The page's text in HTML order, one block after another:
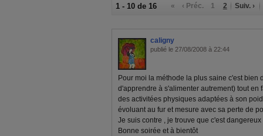
1 - 10 de 16 « ‹ Préc. 1 2 Suiv. ›
caligny
publié le 27/08/2008 à 22:44
Pour moi la méthode la plus saine c'est bien
d'apprendre à s'alimenter autrement) tout en
des activitées physiques adaptées à son
évoluant au fur et mesure avec sa perte de
Je suis contre , je trouve que c'est dangereux
Bonne soirée et à bientôt